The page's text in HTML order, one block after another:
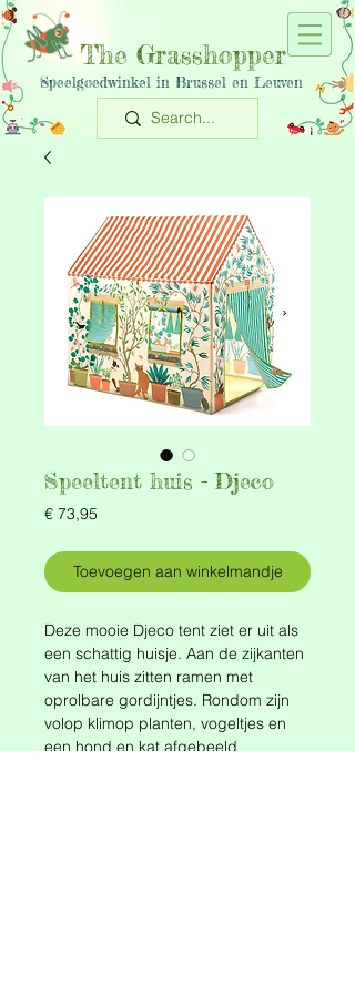
The Grasshopper
Speelgoedwinkel in Brussel en Leuven
Speeltent huis - Djeco
€ 73,95
Toevoegen aan winkelmandje
Deze mooie Djeco tent ziet er uit als
een schattig huisje. Aan de zijkanten
van het huis zitten ramen met
oprolbare gordijntjes. Rondom zijn
volop klimop planten, vogeltjes en
een hond en kat afgebeeld